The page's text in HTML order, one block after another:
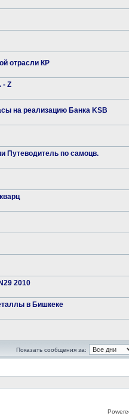
отрасли КР
- Z
на реализацию Банка KSB
Путеводитель по самоцв.
2010
в Бишкеке
Показать сообщения за: